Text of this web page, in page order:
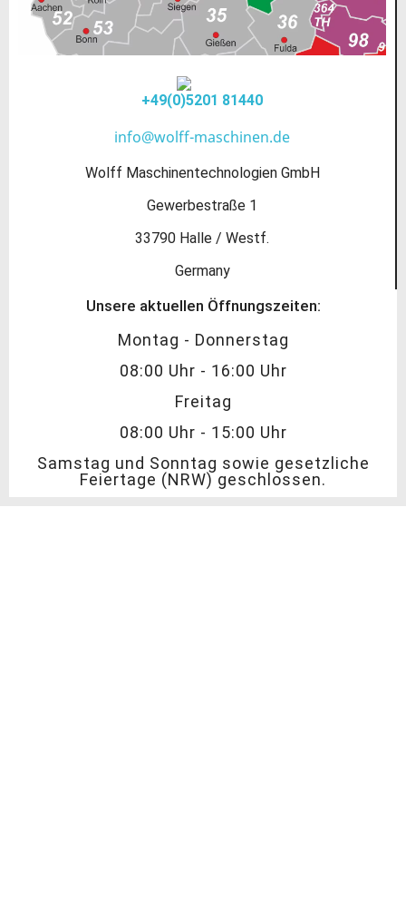
+49(0)5201 81440
info@wolff-maschinen.de
Wolff Maschinentechnologien GmbH
Gewerbestraße 1
33790 Halle / Westf.
Germany
Unsere aktuellen Öffnungszeiten:
Montag - Donnerstag
08:00 Uhr - 16:00 Uhr
Freitag
08:00 Uhr - 15:00 Uhr
Samstag und Sonntag sowie gesetzliche
Feiertage (NRW) geschlossen.